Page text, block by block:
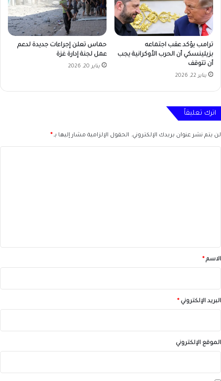
ترامب يؤكد عقب اجتماعه
بزيلينسكي أن الحرب الأوكرانية يجب
أن تتوقف
يناير 22, 2026
حماس تعلن إجراءات جديدة لدعم
عمل لجنة إدارة غزة
يناير 20, 2026
اترك تعليقاً
لن يتم نشر عنوان بريدك الإلكتروني. الحقول الإلزامية مشار إليها بـ*
*الاسم*
البريد الإلكتروني*
الموقع الإلكتروني